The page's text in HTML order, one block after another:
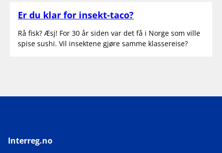
Er du klar for insekt-taco?
Rå fisk? Æsj! For 30 år siden var det få i Norge som ville
spise sushi. Vil insektene gjøre samme klassereise?
Interreg.no